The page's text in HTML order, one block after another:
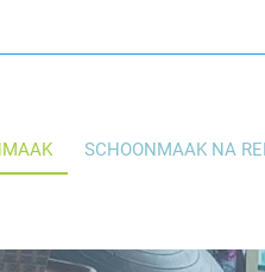
SCHOONMAAK NA